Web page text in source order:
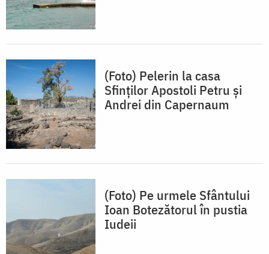
(Foto) Pelerin la casa
Sfinților Apostoli Petru și
Andrei din Capernaum
(Foto) Pe urmele Sfântului
Ioan Botezătorul în pustia
Iudeii